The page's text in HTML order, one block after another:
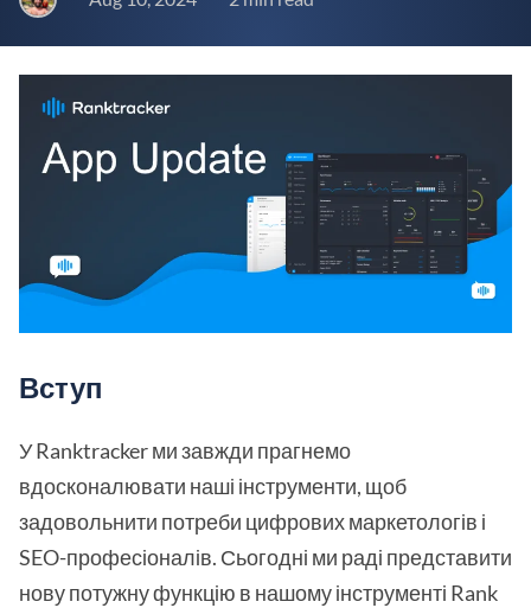
Вступ
У Ranktracker ми завжди прагнемо
вдосконалювати наші інструменти, щоб
задовольнити потреби цифрових маркетологів і
SEO-професіоналів. Сьогодні ми раді представити
нову потужну функцію в нашому інструменті Rank